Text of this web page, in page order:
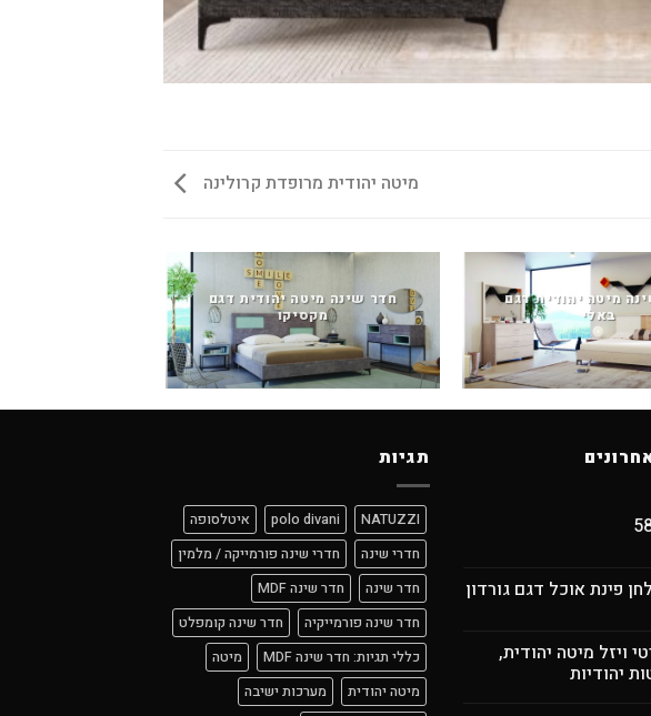
מיטה יהודית מרופדת קרולינה
מיטה יהודית דגם
באלי
חדר שינה מיטה יהודית דגם
מקסיקו
פינת אוכל דגם גורדון
ויזל מיטה יהודית,
יהודיות
תגיות
NATUZZI
polo divani
איטלסופה
חדרי שינה
חדרי שינה פורמייקה / מלמין
חדר שינה
חדר שינה MDF
חדר שינה פורמייקיה
חדר שינה קומפלט
כללי תגיות: חדר שינה MDF
מיטה
מיטה יהודית
מערכות ישיבה